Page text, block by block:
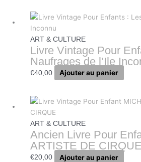
ART & CULTURE
Livre Vintage Pour
Naufrages de l’Ile
€40,00 Ajouter au panier
ART & CULTURE
Ancien Livre Pour
ARTISTE DE CIRQUE
€20,00 Ajouter au panier